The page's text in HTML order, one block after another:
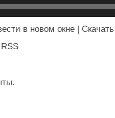
в новом окне | Скачать
RSS